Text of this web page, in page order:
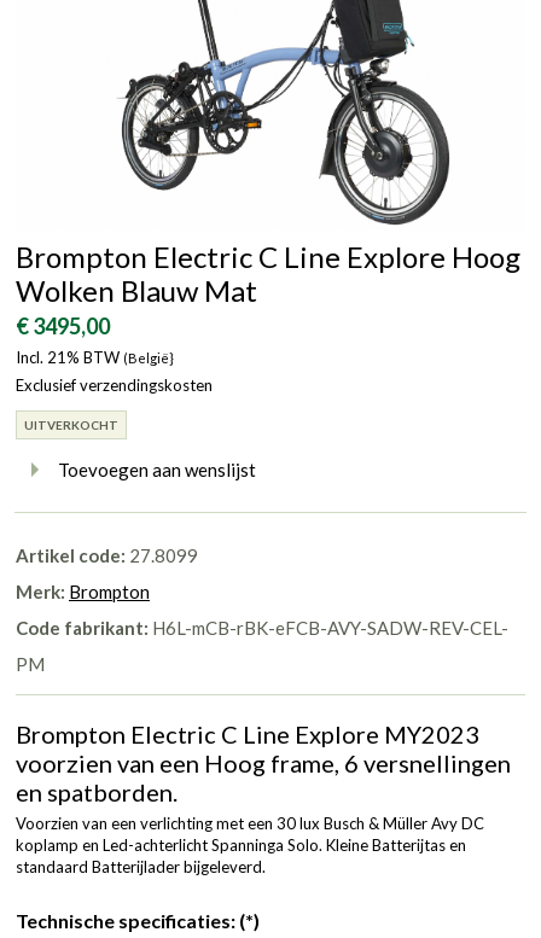
Brompton Electric C Line Explore Hoog
Wolken Blauw Mat
€ 3495,00
Incl. 21% BTW (België}
Exclusief verzendingskosten
UITVERKOCHT
Toevoegen aan wenslijst
Artikel code: 27.8099
Merk: Brompton
Code fabrikant: H6L-mCB-rBK-eFCB-AVY-SADW-REV-CEL-
PM
Brompton Electric C Line Explore MY2023
voorzien van een Hoog frame, 6 versnellingen
en spatborden.
Voorzien van een verlichting met een 30 lux Busch & Müller Avy DC
koplamp en Led-achterlicht Spanninga Solo. Kleine Batterijtas en
standaard Batterijlader bijgeleverd.
Technische specificaties: (*)